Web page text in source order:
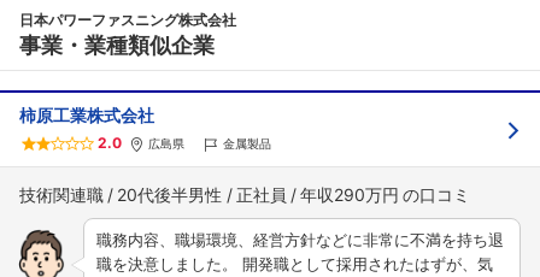
日本パワーファスニング株式会社
事業・業種類似企業
柿原工業株式会社
2.0 広島県 金属製品
技術関連職 20代後半男性 正社員 年収290万円
職務内容、職場環境、経営方針などに非常に不満を持ち退
職を決意しました。 開発職として採用されたはずが、気